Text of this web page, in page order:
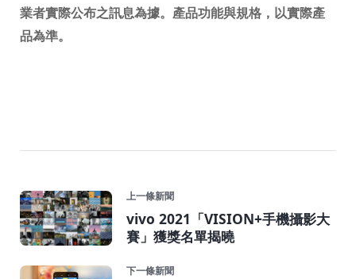
業者實際公布之訊息為據。產品功能與規格，以實際產
品為準。
上一條新聞
vivo 2021「VISION+手機攝影大
賽」獲獎名單揭曉
下一條新聞